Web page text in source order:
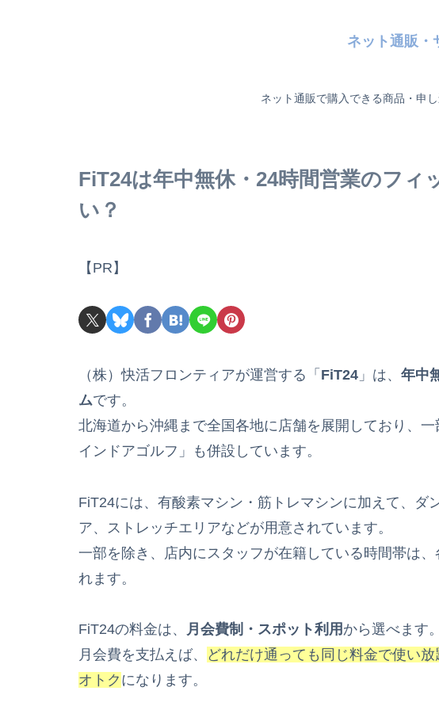
ネット通販・
ネット通販で購入できる商品・申
FiT24は年中無休・24時間営業のフィ
い？
【PR】
（株）快活フロンティアが運営する「 FiT24 」は、 年中
ムです。
北海道から沖縄まで全国各地に店舗を展開しており、
インドアゴルフ」も併設しています。
FiT24には、有酸素マシン・筋トレマシンに加えて、ダ
ア、ストレッチエリアなどが用意されています。
一部を除き、店内にスタッフが在籍している時間帯は
れます。
FiT24の料金は、 月会費制・スポット利用 から選べます。
月会費を支払えば、
どれだけ通っても同じ料金で使い
オトク になります。